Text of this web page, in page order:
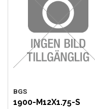
BGS
1900-M12X1.75-S